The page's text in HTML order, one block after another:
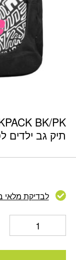
BK/PK
תיק גב ילדים
לבדיקת מלאי